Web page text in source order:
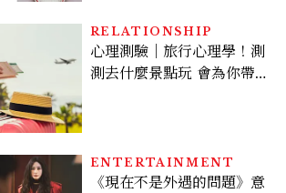
RELATIONSHIP
心理測驗｜旅行心理學！測
測去什麼景點玩 會為你帶來
ENTERTAINMENT
《現在不是外遇的問題》意